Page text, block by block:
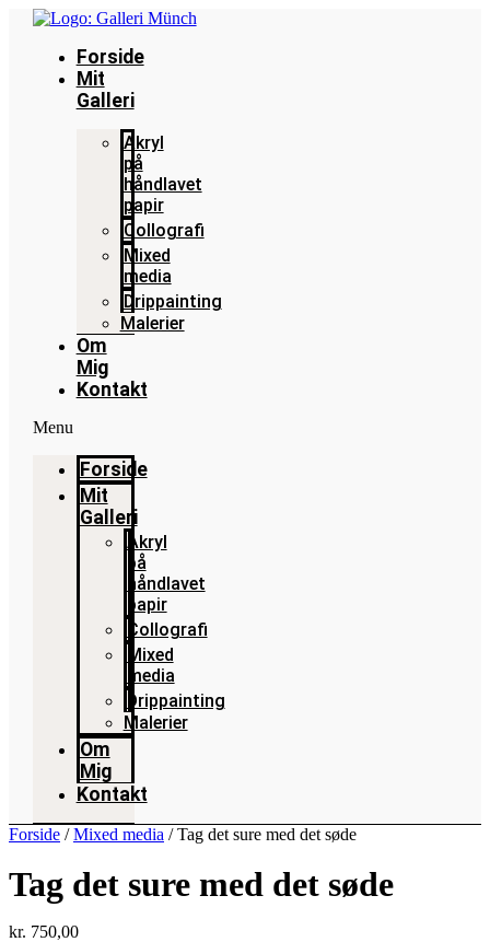
Videre
indhold
Forside
Mit
Galleri
Akryl
på
håndlavet
papir
Collografi
Mixed
media
Drippainting
Malerier
Om
Mig
Kontakt
Menu
Forside
Mit
Galleri
Akryl
på
håndlavet
papir
Collografi
Mixed
media
Drippainting
Malerier
Om
Mig
Kontakt
Forside /Mixed media / Tag det sure med det søde
Tag det sure med det søde
kr. 750,00